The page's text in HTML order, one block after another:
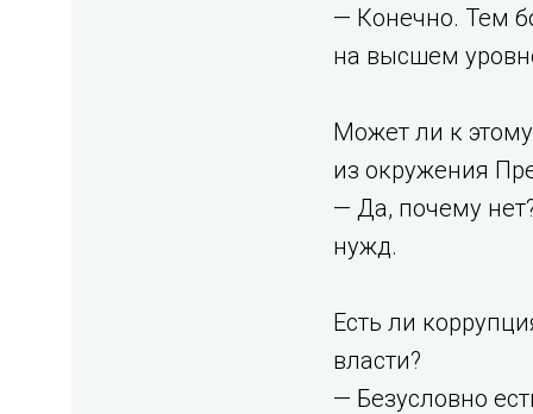
— Конечно. Тем
на высшем
Может ли к
из окружения
— Да, почему
нужд.
Есть ли
власти?
— Безусловно